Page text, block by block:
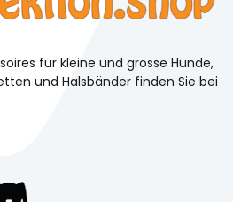
für kleine und grosse Hunde,
und Halsbänder finden Sie bei